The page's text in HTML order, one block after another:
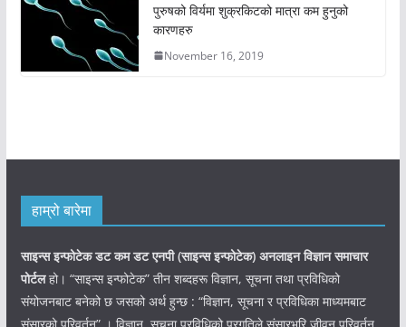
पुरुषको विर्यमा शुक्रकिटको मात्रा कम हुनुको
कारणहरु
November 16, 2019
हाम्रो बारेमा
साइन्स इन्फोटेक डट कम डट एनपी (साइन्सइन्फोटेक) अनलाइन विज्ञान समाचार
पोर्टलहो। “साइन्स इन्फोटेक” तीन शब्दहरू विज्ञान, सूचना तथा प्रविधिको
संयोजनबाट बनेको छ जसको अर्थ हुन्छ : “विज्ञान, सूचना र प्रविधिका माध्यमबाट